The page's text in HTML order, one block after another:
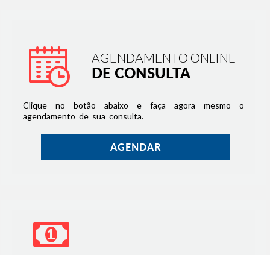
AGENDAMENTO ONLINE
DE CONSULTA
Clique no botão abaixo e faça agora mesmo o
agendamento de sua consulta.
AGENDAR